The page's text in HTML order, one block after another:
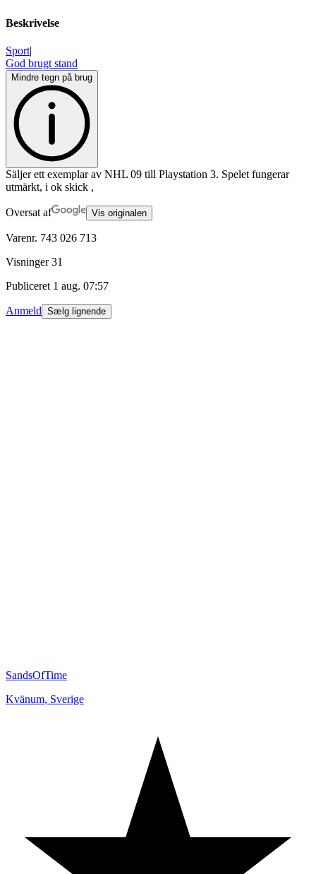
Beskrivelse
Sport|
God brugt stand
Mindre tegn på brug
Säljer ett exemplar av NHL 09 till Playstation 3. Spelet fungerar
utmärkt, i ok skick ,
Oversat af Vis originalen
Varenr. 743 026 713
Visninger 31
Publiceret 1 aug. 07:57
Anmeld Sælg lignende
SandsOfTime
Kvänum, Sverige